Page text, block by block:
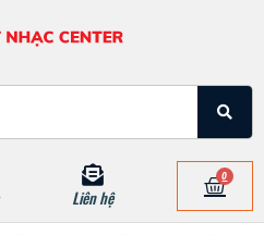
Liên hệ
0